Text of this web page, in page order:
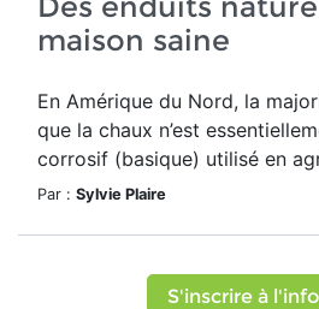
maison saine
En Amérique du Nord, la
que la chaux n’est
corrosif (basique) utilisé en
Par : Sylvie Plaire
S'inscrire à